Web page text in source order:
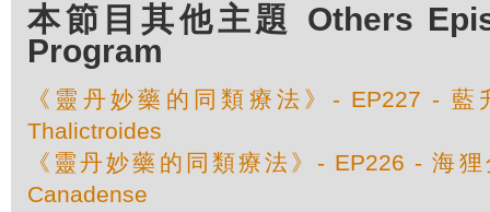
本節目其他主題 Others
Program
《靈丹妙藥的同類療法》- EP227 - 藍
Thalictroides
《靈丹妙藥的同類療法》- EP226 - 海
Canadense